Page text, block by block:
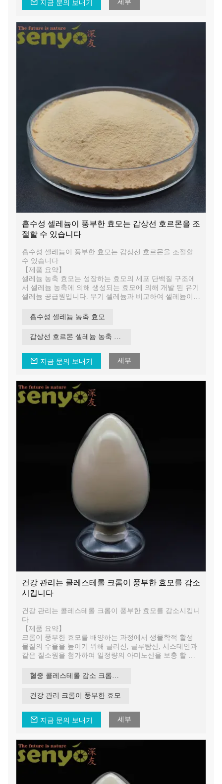
지금 문의 보내기 세부
흡수성 셀레늄이 풍부한 효모는 갑상선 호르몬을 조
절할 수 있습니다
흡수성 셀레늄이 풍부한 효모는 갑상선 호르몬을 조절할
수 있습니다
【제품 요약】
셀레늄 농축 효모는 성장하는 효모의 세포 단백질 구조에
서 셀레늄 농축에 의해 생성되는 효모에 의해 개발 된 유기
셀레늄 공급원입니다. 무기 셀레늄과 비교하여 셀레늄이
과적이고 오염이 적으며 많은 건강 기능을 가지고 있습니
흡수성 셀레늄 농축 효모
갑상선 호르몬 셀레늄 농축 효모 조절
지금 문의 보내기 세부
건강 관리는 콜레스테롤 크롬이 풍부한 효모를 감소
시킵니다
건강 관리는 콜레스테롤 크롬이 풍부한 효모를 감소시킵니
다
【제품 요약】
크롬이 풍부한 효모를 배양하는 과정에서 생물학적 활성
물질의 수율을 높이기 위해 글리신, 글루탐산, 시스테인과
같은 질소원을 첨가하여 일정량의 아미노산을 보충 할 수
을 향상시킬 수 있습니다. 그것은 독성 부작용을 줄이고 인
스테롤 저하에 더 잘 발휘합니다.
혈중 콜레스테롤 감소 크롬이 풍부한 효모
건강 관리 크롬이 풍부한 효모
지금 문의 보내기 세부